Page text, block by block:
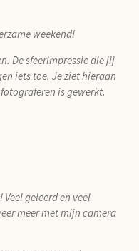
weekend!
De sfeerimpressie die jij
iets toe. Je ziet hieraan
is gewerkt.
geleerd en veel
meer met mijn camera